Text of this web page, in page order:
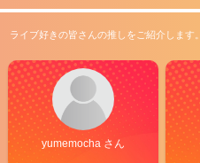
ライブ好きの皆さんの推しをご紹介します。
yumemocha さん